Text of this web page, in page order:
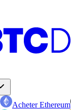
Acheter Ethereum